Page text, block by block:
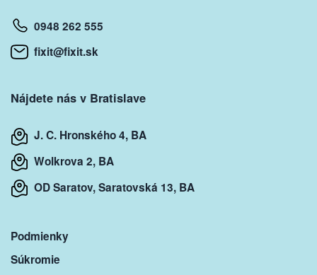
0948 262 555
fixit@fixit.sk
Nájdete nás v Bratislave
J. C. Hronského 4, BA
Wolkrova 2, BA
OD Saratov, Saratovská 13, BA
Podmienky
Súkromie